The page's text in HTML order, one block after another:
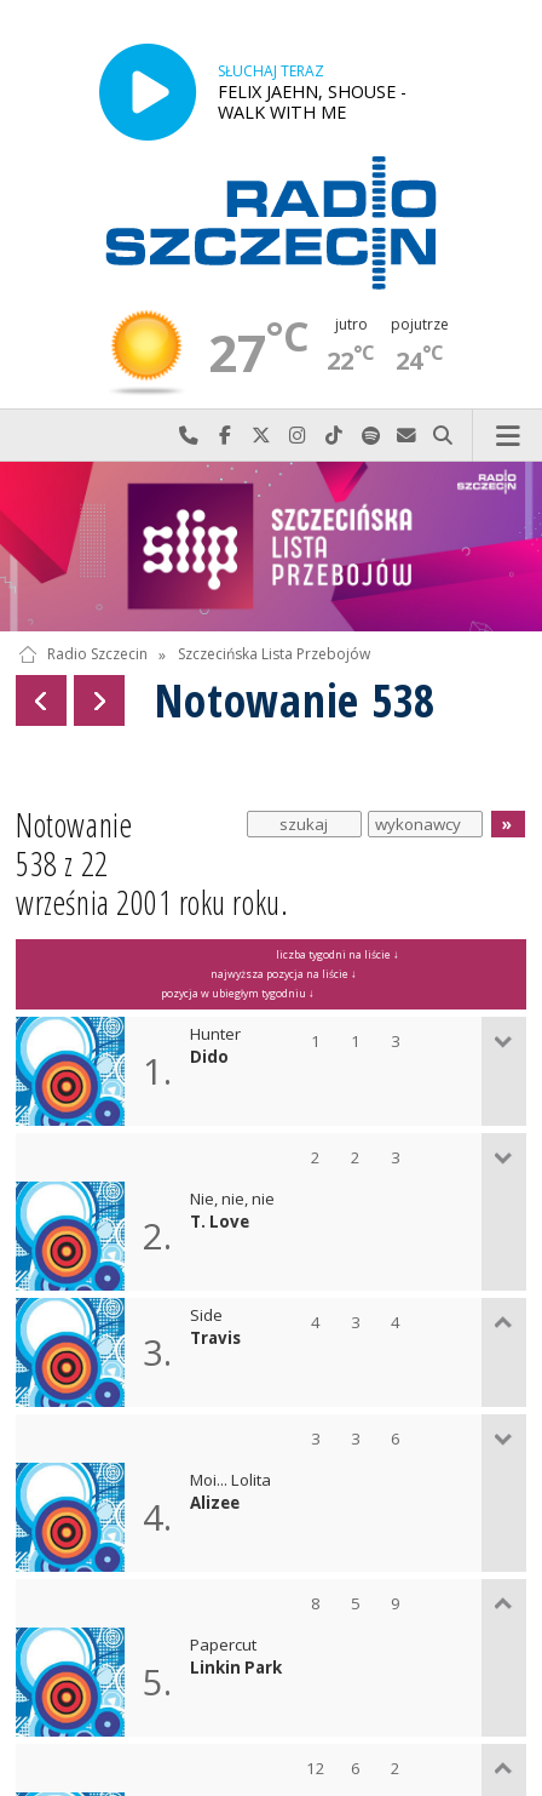
SŁUCHAJ TERAZ
FELIX JAEHN, SHOUSE -
WALK WITH ME
27°C jutro
22°C
pojutrze
24°C
Najlepiej po prostu do nas zadzwoń
Odwiedź nas na Facebook-u
Odwiedź nas na X
Odwiedź nas na Instagram-ie
Odwiedź nas na TikTok-u
Szukaj nas na Spotify
Wyślij do nas
Szukaj
Radio Szczecin » Szczecińska Lista Przebojów
Notowanie 538
Notowanie
538 z 22
września 2001 roku roku.
liczba tygodni na liście ↓
najwyższa pozycja na liście ↓
pozycja w ubiegłym tygodniu ↓
1 1 3
1.
Hunter
Dido
2 2 3
2.
Nie, nie, nie
T. Love
4 3 4
3.
Side
Travis
3 3 6
4.
Moi... Lolita
Alizee
8 5 9
5.
Papercut
Linkin Park
12 6 2